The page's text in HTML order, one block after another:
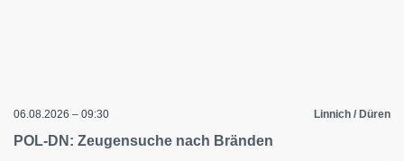
06.08.2026 – 09:30 Linnich / Düren
POL-DN: Zeugensuche nach Bränden